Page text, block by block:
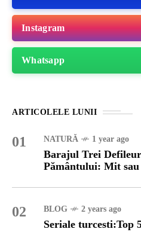
Instagram
Whatsapp
ARTICOLELE LUNII
01 NATURĂ 1 year ago
Barajul Trei
Pământului: Mit sau
02 BLOG 2 years ago
Seriale turcesti:Top